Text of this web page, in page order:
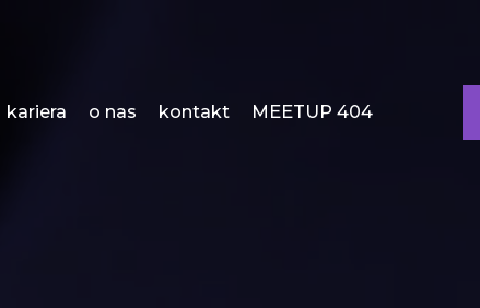
kariera o nas kontakt MEETUP 404